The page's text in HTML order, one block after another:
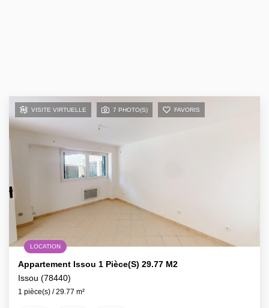
VISITE VIRTUELLE 7 PHOTO(S) FAVORIS
LOCATION
Appartement Issou 1 Pièce(s) 29.77 M2
Issou (78440)
1 pièce(s) / 29.77 m²